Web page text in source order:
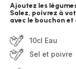
Ajoutez les
Salez, poivrez à
avec le bouchon et
10cl Eau
Sel et poivre